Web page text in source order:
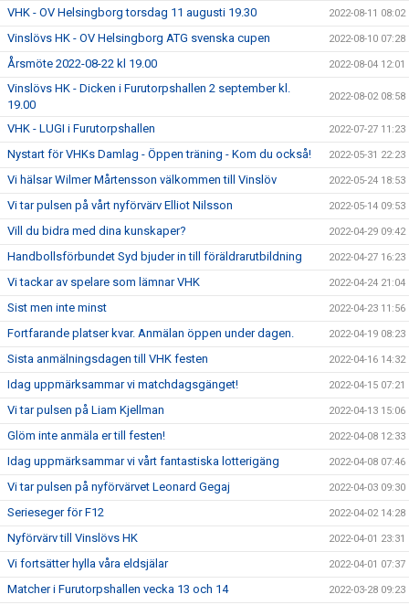
VHK - OV Helsingborg torsdag 11 augusti 19.30 2022-08-11 08:02
Vinslövs HK - OV Helsingborg ATG svenska cupen 2022-08-10 07:28
Årsmöte 2022-08-22 kl 19.00 2022-08-04 12:01
Vinslövs HK - Dicken i Furutorpshallen 2 september kl.
19.00
2022-08-02 08:58
VHK - LUGI i Furutorpshallen 2022-07-27 11:23
Nystart för VHKs Damlag - Öppen träning - Kom du också! 2022-05-31 22:23
Vi hälsar Wilmer Mårtensson välkommen till Vinslöv 2022-05-24 18:53
Vi tar pulsen på vårt nyförvärv Elliot Nilsson 2022-05-14 09:53
Vill du bidra med dina kunskaper? 2022-04-29 09:42
Handbollsförbundet Syd bjuder in till föräldrarutbildning 2022-04-27 16:23
Vi tackar av spelare som lämnar VHK 2022-04-24 21:04
Sist men inte minst 2022-04-23 11:56
Fortfarande platser kvar. Anmälan öppen under dagen. 2022-04-19 08:23
Sista anmälningsdagen till VHK festen 2022-04-16 14:32
Idag uppmärksammar vi matchdagsgänget! 2022-04-15 07:21
Vi tar pulsen på Liam Kjellman 2022-04-13 15:06
Glöm inte anmäla er till festen! 2022-04-08 12:33
Idag uppmärksammar vi vårt fantastiska lotterigäng 2022-04-08 07:46
Vi tar pulsen på nyförvärvet Leonard Gegaj 2022-04-03 09:30
Serieseger för F12 2022-04-02 14:28
Nyförvärv till Vinslövs HK 2022-04-01 23:31
Vi fortsätter hylla våra eldsjälar 2022-04-01 07:37
Matcher i Furutorpshallen vecka 13 och 14 2022-03-28 09:23